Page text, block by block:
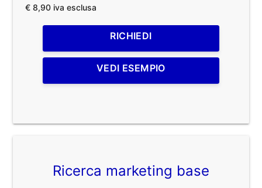
€ 8,90 iva esclusa
RICHIEDI
VEDI ESEMPIO
Ricerca marketing base